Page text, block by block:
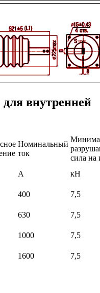
внутренней
Номинальный
ток
сила на
А
кН
400
7,5
630
7,5
1000
7,5
1600 7,5